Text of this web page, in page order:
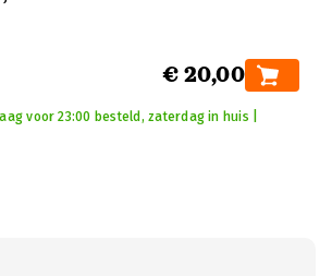
€ 20,00
voor 23:00 besteld, zaterdag in huis |